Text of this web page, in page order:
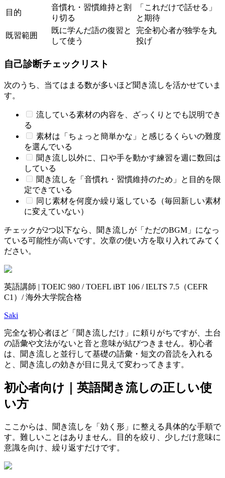
目的
音慣れ・習慣維持と割
り切る
「これだけで話せる」
と期待
既習範囲
既に学んだ語の復習と
して使う
完全初心者が独学を丸
投げ
自己診断チェックリスト
次のうち、当てはまる数が多いほど聞き流しを活かせていま
す。
流している素材の内容を、ざっくりとでも説明でき
る
素材は「ちょっと簡単かな」と感じるくらいの難度
を選んでいる
聞き流し以外に、口や手を動かす練習を週に数回は
している
聞き流しを「音慣れ・習慣維持のため」と目的を限
定できている
同じ素材を何度か繰り返している（毎回新しい素材
に変えていない）
チェックが2つ以下なら、聞き流しが「ただのBGM」になっ
ている可能性が高いです。次章の使い方を取り入れてみてく
ださい。
英語講師 | TOEIC 980 / TOEFL iBT 106 / IELTS 7.5（CEFR
C1）/ 海外大学院合格
Saki
完全な初心者ほど「聞き流しだけ」に頼りがちですが、土台
の語彙や文法がないと音と意味が結びつきません。初心者
は、聞き流しと並行して基礎の語彙・短文の音読を入れる
と、聞き流しの効きが目に見えて変わってきます。
初心者向け｜英語聞き流しの正しい使
い方
ここからは、聞き流しを「効く形」に整える具体的な手順で
す。難しいことはありません。目的を絞り、少しだけ意味に
意識を向け、繰り返すだけです。